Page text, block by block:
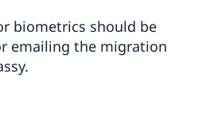
biometrics should be
emailing the migration